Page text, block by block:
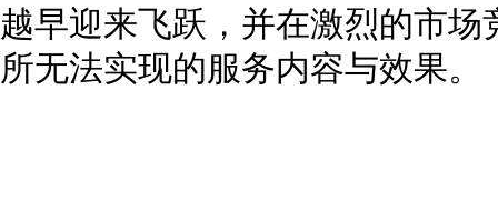
越早迎来飞跃，并在激烈的市
所无法实现的服务内容与效果。